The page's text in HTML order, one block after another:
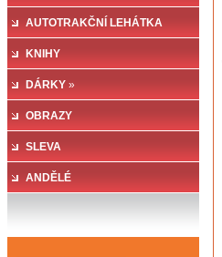
CUKR»
AUTOTRAKČNÍ LEHÁTKA
KNIHY
DÁRKY »
OBRAZY
SLEVA
ANDĚLÉ